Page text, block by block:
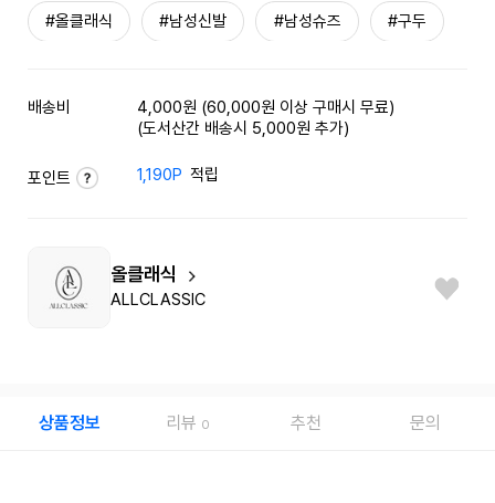
#올클래식 #남성신발 #남성슈즈 #구두
배송비
4,000원 (60,000원 이상 구매시 무료)
(도서산간 배송시 5,000원 추가)
포인트 1,190P 적립
올클래식
ALLCLASSIC
상품정보 리뷰 0 추천 문의